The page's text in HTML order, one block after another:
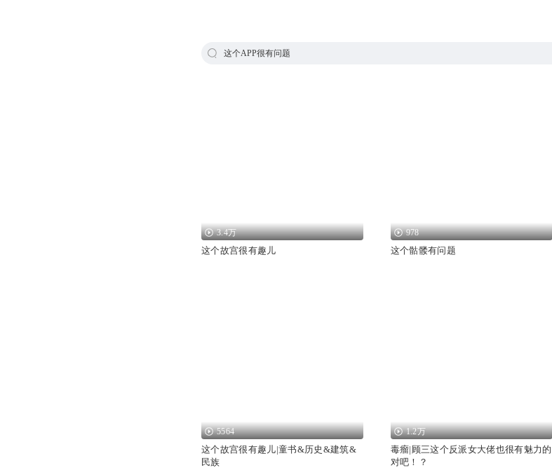
这个APP很有问题
3.4万
这个故宫很有趣儿
978
这个骷髅有问题
5564
这个故宫很有趣儿|童书&历史&建筑&
民族
1.2万
毒瘤|顾三这个反派女大佬也很有魅力的
对吧！？